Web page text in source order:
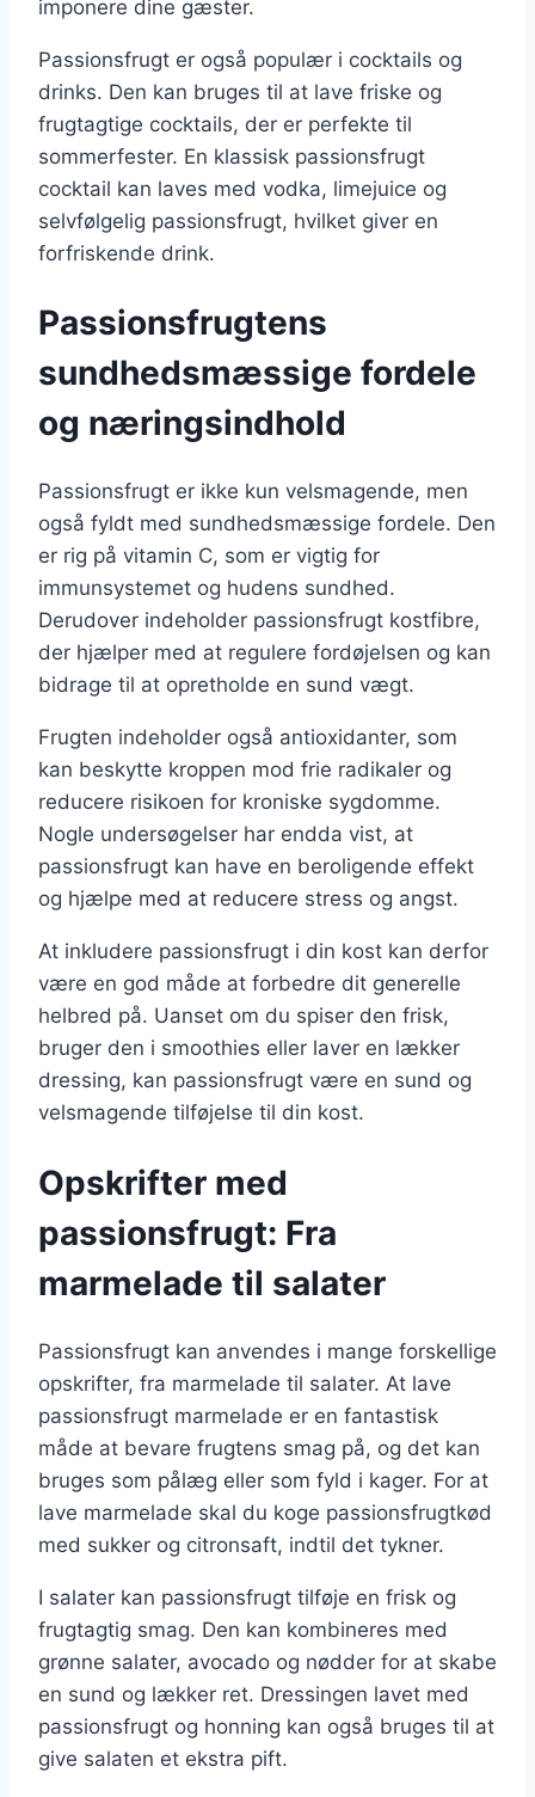
imponere dine gæster.
Passionsfrugt er også populær i cocktails og
drinks. Den kan bruges til at lave friske og
frugtagtige cocktails, der er perfekte til
sommerfester. En klassisk passionsfrugt
cocktail kan laves med vodka, limejuice og
selvfølgelig passionsfrugt, hvilket giver en
forfriskende drink.
Passionsfrugtens
sundhedsmæssige fordele
og næringsindhold
Passionsfrugt er ikke kun velsmagende, men
også fyldt med sundhedsmæssige fordele. Den
er rig på vitamin C, som er vigtig for
immunsystemet og hudens sundhed.
Derudover indeholder passionsfrugt kostfibre,
der hjælper med at regulere fordøjelsen og kan
bidrage til at opretholde en sund vægt.
Frugten indeholder også antioxidanter, som
kan beskytte kroppen mod frie radikaler og
reducere risikoen for kroniske sygdomme.
Nogle undersøgelser har endda vist, at
passionsfrugt kan have en beroligende effekt
og hjælpe med at reducere stress og angst.
At inkludere passionsfrugt i din kost kan derfor
være en god måde at forbedre dit generelle
helbred på. Uanset om du spiser den frisk,
bruger den i smoothies eller laver en lækker
dressing, kan passionsfrugt være en sund og
velsmagende tilføjelse til din kost.
Opskrifter med
passionsfrugt: Fra
marmelade til salater
Passionsfrugt kan anvendes i mange forskellige
opskrifter, fra marmelade til salater. At lave
passionsfrugt marmelade er en fantastisk
måde at bevare frugtens smag på, og det kan
bruges som pålæg eller som fyld i kager. For at
lave marmelade skal du koge passionsfrugtkød
med sukker og citronsaft, indtil det tykner.
I salater kan passionsfrugt tilføje en frisk og
frugtagtig smag. Den kan kombineres med
grønne salater, avocado og nødder for at skabe
en sund og lækker ret. Dressingen lavet med
passionsfrugt og honning kan også bruges til at
give salaten et ekstra pift.